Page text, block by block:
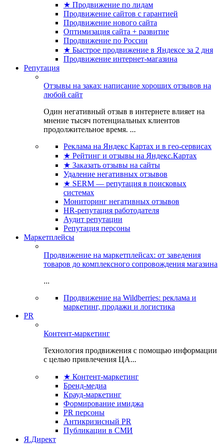
★ Продвижение по лидам
Продвижение сайтов с гарантией
Продвижение нового сайта
Оптимизация сайта + развитие
Продвижение по России
★ Быстрое продвижение в Яндексе за 2 дня
Продвижение интернет-магазина
Репутация
Отзывы на заказ: написание хороших отзывов на
любой сайт
Один негативный отзыв в интернете влияет на
мнение тысяч потенциальных клиентов
продолжительное время. ...
Реклама на Яндекс Картах и в гео-сервисах
★ Рейтинг и отзывы на Яндекс.Картах
★ Заказать отзывы на сайты
Удаление негативных отзывов
★ SERM — репутация в поисковых
системах
Мониторинг негативных отзывов
HR-репутация работодателя
Аудит репутации
Репутация персоны
Маркетплейсы
Продвижение на маркетплейсах: от заведения
товаров до комплексного сопровождения магазина
...
Продвижение на Wildberries: реклама и
маркетинг, продажи и логистика
PR
Контент-маркетинг
Технология продвижения с помощью информации
с целью привлечения ЦА...
★ Контент-маркетинг
Бренд-медиа
Крауд-маркетинг
Формирование имиджа
PR персоны
Антикризисный PR
Публикации в СМИ
Я.Директ